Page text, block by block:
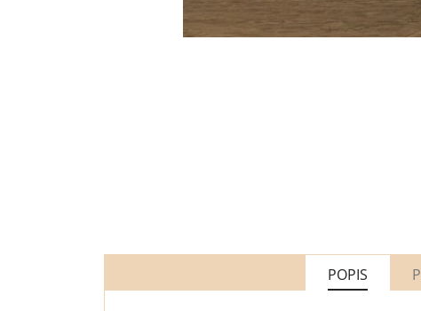
POPIS